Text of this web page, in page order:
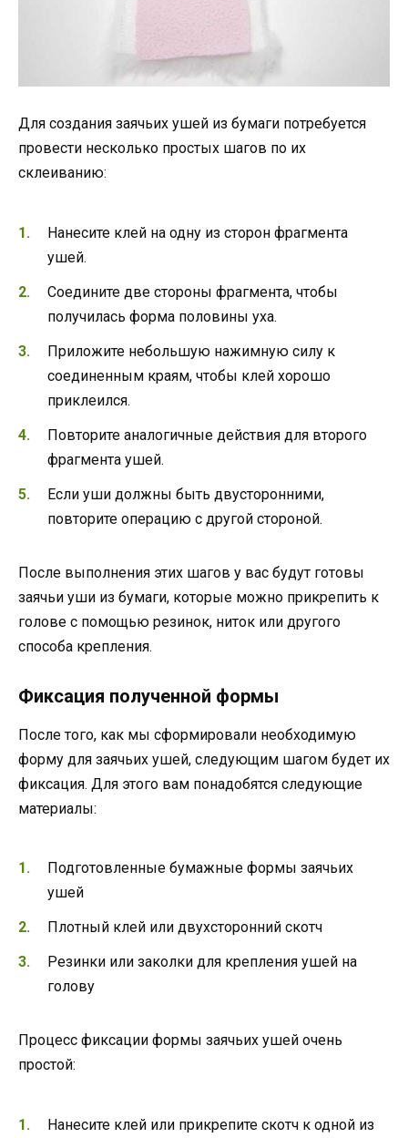
Для создания заячьих ушей из бумаги потребуется
провести несколько простых шагов по их
склеиванию:
Нанесите клей на одну из сторон фрагмента
ушей.
Соедините две стороны фрагмента, чтобы
получилась форма половины уха.
Приложите небольшую нажимную силу к
соединенным краям, чтобы клей хорошо
приклеился.
Повторите аналогичные действия для второго
фрагмента ушей.
Если уши должны быть двусторонними,
повторите операцию с другой стороной.
После выполнения этих шагов у вас будут готовы
заячьи уши из бумаги, которые можно прикрепить к
голове с помощью резинок, ниток или другого
способа крепления.
Фиксация полученной формы
После того, как мы сформировали необходимую
форму для заячьих ушей, следующим шагом будет их
фиксация. Для этого вам понадобятся следующие
материалы:
Подготовленные бумажные формы заячьих
ушей
Плотный клей или двухсторонний скотч
Резинки или заколки для крепления ушей на
голову
Процесс фиксации формы заячьих ушей очень
простой:
Нанесите клей или прикрепите скотч к одной из